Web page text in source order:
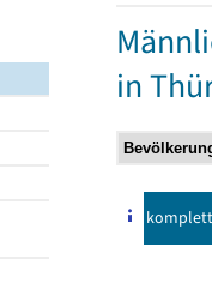
in
komplett